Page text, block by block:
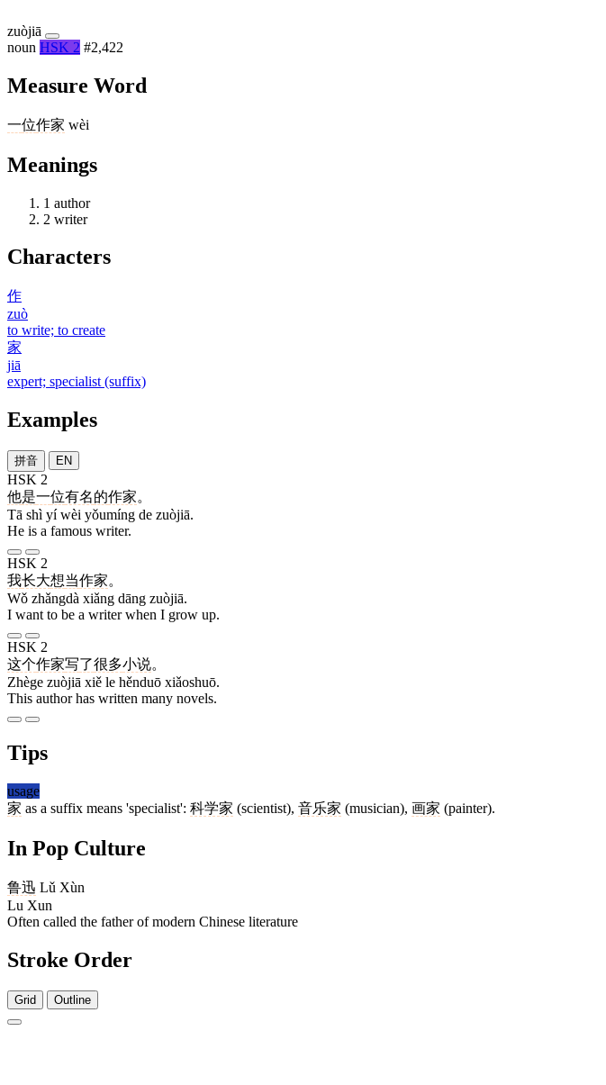
zuòjiā
noun HSK 2 #2,422
Measure Word
一位作家 wèi
Meanings
1 author
2 writer
Characters
作
zuò
to write; to create
家
jiā
expert; specialist (suffix)
Examples
拼音 EN
HSK 2
他是一位有名的作家。
Tā shì yí wèi yǒumíng de zuòjiā.
He is a famous writer.
HSK 2
我长大想当作家。
Wǒ zhǎngdà xiǎng dāng zuòjiā.
I want to be a writer when I grow up.
HSK 2
这个作家写了很多小说。
Zhège zuòjiā xiě le hěnduō xiǎoshuō.
This author has written many novels.
Tips
usage
家 as a suffix means 'specialist': 科学家 (scientist), 音乐家 (musician), 画家 (painter).
In Pop Culture
鲁迅 Lǔ Xùn
Lu Xun
Often called the father of modern Chinese literature
Stroke Order
Grid Outline